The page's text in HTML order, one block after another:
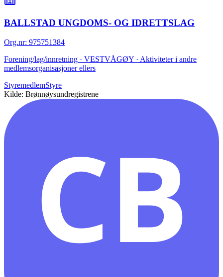
BALLSTAD UNGDOMS- OG IDRETTSLAG
Org.nr: 975751384
Forening/lag/innretning · VESTVÅGØY · Aktiviteter i andre
medlemsorganisasjoner ellers
StyremedlemStyre
Kilde: Brønnøysundregistrene
CB